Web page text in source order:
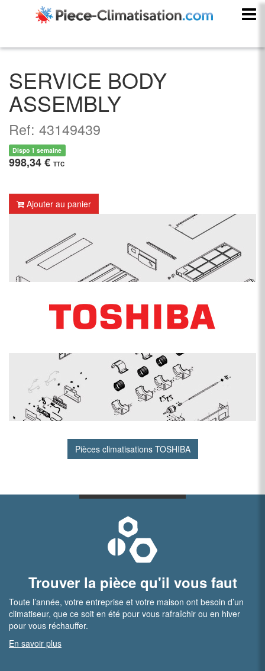
SERVICE BODY
ASSEMBLY
Ref: 43149439
Dispo 1 semaine
998,34 € TTC
Ajouter au panier
Pièces climatisations TOSHIBA
Trouver la pièce qu'il vous faut
Toute l’année, votre entreprise et votre maison ont besoin d’un
climatiseur, que ce soit en été pour vous rafraîchir ou en hiver
pour vous réchauffer.
En savoir plus